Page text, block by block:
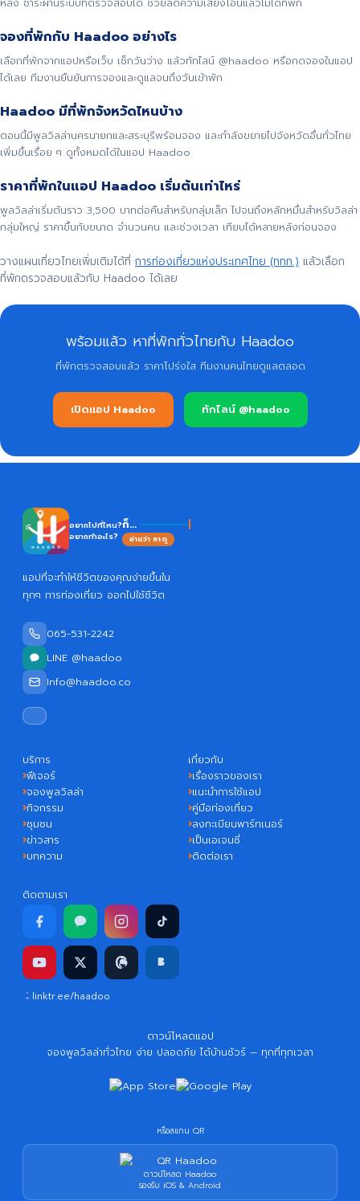
จองที่พักกับ Haadoo อย่างไร
เลือกที่พักจากแอปหรือเว็บ เช็กวันว่าง แล้วทักไลน์ @haadoo หรือกดจองในแอป
ได้เลย ทีมงานยืนยันการจองและดูแลจนถึงวันเข้าพัก
Haadoo มีที่พักจังหวัดไหนบ้าง
ตอนนี้มีพูลวิลล่านครนายกและสระบุรีพร้อมจอง และกำลังขยายไปจังหวัดอื่นทั่วไทย
เพิ่มขึ้นเรื่อย ๆ ดูทั้งหมดได้ในแอป Haadoo
ราคาที่พักในแอป Haadoo เริ่มต้นเท่าไหร่
พูลวิลล่าเริ่มต้นราว 3,500 บาทต่อคืนสำหรับกลุ่มเล็ก ไปจนถึงหลักหมื่นสำหรับวิลล่า
กลุ่มใหญ่ ราคาขึ้นกับขนาด จำนวนคน และช่วงเวลา เทียบได้หลายหลังก่อนจอง
วางแผนเที่ยวไทยเพิ่มเติมได้ที่ การท่องเที่ยวแห่งประเทศไทย (ททท.) แล้วเลือก
ที่พักตรวจสอบแล้วกับ Haadoo ได้เลย
พร้อมแล้ว หาที่พักทั่วไทยกับ Haadoo
ที่พักตรวจสอบแล้ว ราคาโปร่งใส ทีมงานคนไทยดูแลตลอด
เปิดแอป Haadoo ทักไลน์ @haadoo
อยากไปที่ไหน?
อยากทำอะไร?
ก็... Ha
อ่านว่า หาดู
แอปที่จะทำให้ชีวิตของคุณง่ายขึ้นใน
ทุกๆ การท่องเที่ยว ออกไปใช้ชีวิต
065-531-2242
LINE @haadoo
Info@haadoo.co
บริการ
ฟีเจอร์
จองพูลวิลล่า
กิจกรรม
ชุมชน
ข่าวสาร
บทความ
เกี่ยวกับ
เรื่องราวของเรา
แนะนำการใช้แอป
คู่มือท่องเที่ยว
ลงทะเบียนพาร์ทเนอร์
เป็นเอเจนซี่
ติดต่อเรา
ติดตามเรา
linktr.ee/haadoo
ดาวน์โหลดแอป
จองพูลวิลล่าทั่วไทย ง่าย ปลอดภัย ได้บ้านชัวร์ — ทุกที่ทุกเวลา
หรือสแกน QR
ดาวน์โหลด Haadoo
รองรับ iOS & Android